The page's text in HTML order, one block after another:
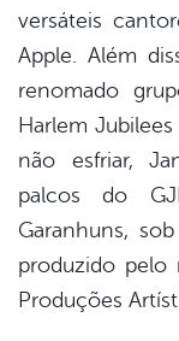
versáteis
Apple. Além
renomado
Harlem
não esfriar,
palcos do
Garanhuns,
produzido pelo
Produções